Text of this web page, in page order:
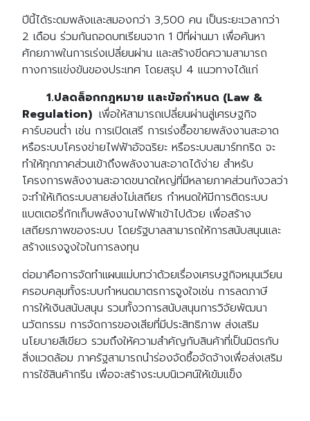
ปีนี้ได้ระดมพลังและสมองกว่า 3,500 คน เป็นระยะเวลากว่า
2 เดือน ร่วมกันถอดบทเรียนจาก 1 ปีที่ผ่านมา เพื่อค้นหา
ศักยภาพในการเร่งเปลี่ยนผ่าน และสร้างขีดความสามารถ
ทางการแข่งขันของประเทศ โดยสรุป 4 แนวทางได้แก่
1.ปลดล็อกกฎหมาย และข้อกำหนด (Law &
Regulation) เพื่อให้สามารถเปลี่ยนผ่านสู่เศรษฐกิจ
คาร์บอนต่ำ เช่น การเปิดเสรี การเร่งซื้อขายพลังงานสะอาด
หรือระบบโครงข่ายไฟฟ้าอัจฉริยะ หรือระบบสมาร์ทกริด จะ
ทำให้ทุกภาคส่วนเข้าถึงพลังงานสะอาดได้ง่าย สำหรับ
โครงการพลังงานสะอาดขนาดใหญ่ที่มีหลายภาคส่วนกังวลว่า
จะทำให้เกิดระบบสายส่งไม่เสถียร กำหนดให้มีการติดระบบ
แบตเตอรี่กักเก็บพลังงานไฟฟ้าเข้าไปด้วย เพื่อสร้าง
เสถียรภาพของระบบ โดยรัฐบาลสามารถให้การสนับสนุนและ
สร้างแรงจูงใจในการลงทุน
ต่อมาคือการจัดทำแผนแม่บทว่าด้วยเรื่องเศรษฐกิจหมุนเวียน
ครอบคลุมทั้งระบบกำหนดมาตรการจูงใจเช่น การลดภาษี
การให้เงินสนับสนุน รวมทั้งวการสนับสนุนการวิจัยพัฒนา
นวัตกรรม การจัดการของเสียที่มีประสิทธิภาพ ส่งเสริม
นโยบายสีเขียว รวมถึงให้ความสำคัญกับสินค้าที่เป็นมิตรกับ
สิ่งแวดล้อม ภาครัฐสามารถนำร่องจัดซื้อจัดจ้างเพื่อส่งเสริม
การใช้สินค้ากรีน เพื่อจะสร้างระบบนิเวศน์ให้เข้มแข็ง